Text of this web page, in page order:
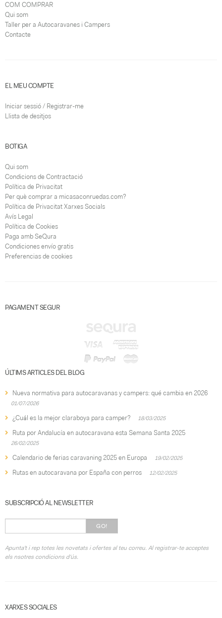
COM COMPRAR
Qui som
Taller per a Autocaravanes i Campers
Contacte
EL MEU COMPTE
Iniciar sessió / Registrar-me
Llista de desitjos
BOTIGA
Qui som
Condicions de Contractació
Política de Privacitat
Per què comprar a micasaconruedas.com?
Política de Privacitat Xarxes Socials
Avís Legal
Política de Cookies
Paga amb SeQura
Condiciones envío gratis
Preferencias de cookies
PAGAMENT SEGUR
ÚLTIMS ARTICLES DEL BLOG
Nueva normativa para autocaravanas y campers: qué cambia en 2026
01/07/2026
¿Cuál es la mejor claraboya para camper? 18/03/2025
Ruta por Andalucía en autocaravana esta Semana Santa 2025
26/02/2025
Calendario de ferias caravaning 2025 en Europa 19/02/2025
Rutas en autocaravana por España con perros 12/02/2025
SUBSCRIPCIÓ AL NEWSLETTER
GO!
Apunta't i rep totes les novetats i ofertes al teu correu. Al registrar-te acceptes
els nsotres condicions d'ús.
XARXES SOCIALES